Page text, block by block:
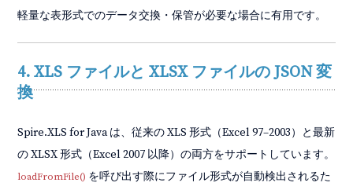
軽量な表形式でのデータ交換・保管が必要な場合に有用です。
4. XLS ファイルと XLSX ファイルの JSON 変
換
Spire.XLS for Java は、従来の XLS 形式（Excel 97–2003）と最新
の XLSX 形式（Excel 2007 以降）の両方をサポートしています。
loadFromFile() を呼び出す際にファイル形式が自動検出されるた